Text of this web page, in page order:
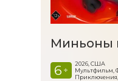
Миньоны
6 +
2026, США
Мультфильм,